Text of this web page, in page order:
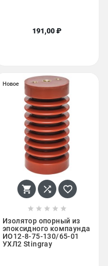
191,00 ₽
Новое
  
    
Изолятор опорный из
эпоксидного компаунда
ИО12-8-75-130/65-01
УХЛ2 Stingray